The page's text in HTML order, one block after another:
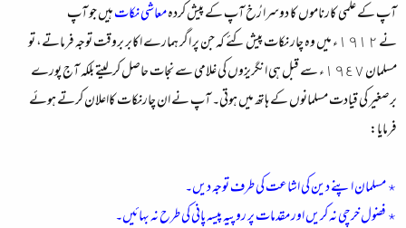
آپ کے علمی کارناموں کا دوسرا رُخ آپ کے پیش کردہمعاشی نکاتہیں جو آپ
نے ١٩١٢ء میں وہ چار نکات پیش کئے کہ جن پر اگر ہمارے اکابر بروقت توجہ فرماتے، تو
مسلمان ١٩٤٧ء سے قبل ہی انگریزوں کی غلامی سے نجات حاصل کرلیتے بلکہ آج پورے
برصغیر کی قیادت مسلمانوں کے ہاتھ میں ہوتی۔ آپ نے ان چارنکات کااعلان کرتے ہوئے
فرمایا:
٭ مسلمان اپنے دین کی اشاعت کی طرف توجہ دیں۔
٭ فضول خرچی نہ کریں اور مقدمات پر روپیہ پیسہ پانی کی طرح نہ بہائیں۔